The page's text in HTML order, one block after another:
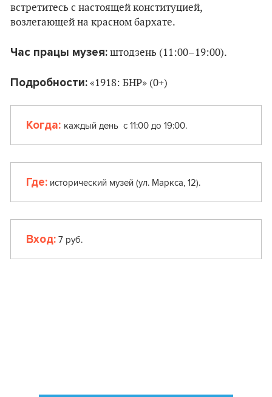
встретитесь с настоящей конституцией,
возлегающей на красном бархате.
Час працы музея: штодзень (11:00–19:00).
Подробности: «1918: БНР» (0+)
Когда: каждый день с 11:00 до 19:00.
Где: исторический музей (ул. Маркса, 12).
Вход:7 руб.